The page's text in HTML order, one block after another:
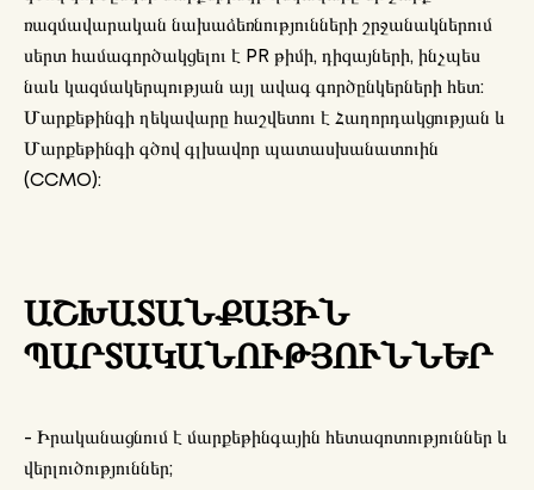
ռազմավարական նախաձեռնությունների շրջանակներում
սերտ համագործակցելու է PR թիմի, դիզայների, ինչպես
նաև կազմակերպության այլ ավագ գործընկերների հետ:
Մարքեթինգի ղեկավարը հաշվետու է Հաղորդակցության և
Մարքեթինգի գծով գլխավոր պատասխանատուին
(CCMO):
ԱՇԽԱՏԱՆՔԱՅԻՆ
ՊԱՐՏԱԿԱՆՈՒԹՅՈՒՆՆԵՐ
- Իրականացնում է մարքեթինգային հետազոտություններ և
վերլուծություններ;